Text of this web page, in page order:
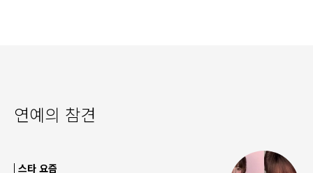
연예의 참견
스타 요즘